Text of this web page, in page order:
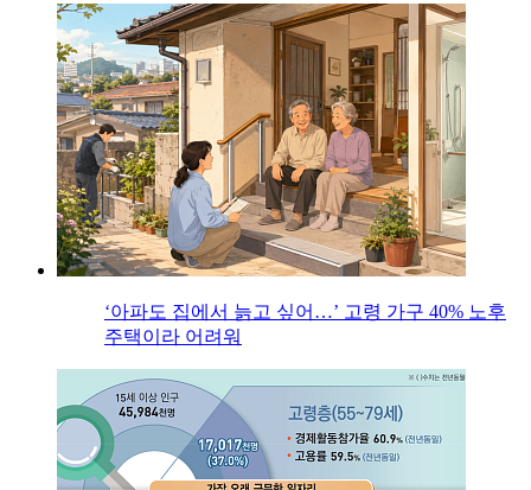
‘아파도 집에서 늙고 싶어…’ 고령 가구 40% 노후
주택이라 어려워